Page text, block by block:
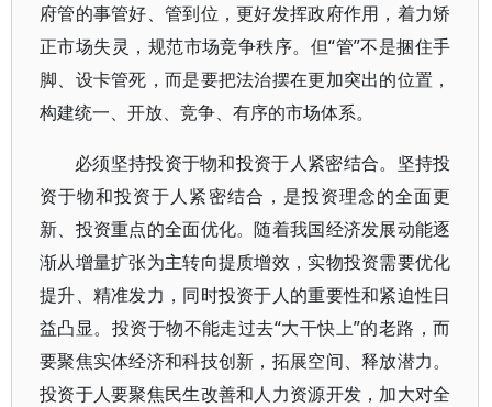
府管的事管好、管到位，更好发挥政府作用，着力矫
正市场失灵，规范市场竞争秩序。但“管”不是捆住手
脚、设卡管死，而是要把法治摆在更加突出的位置，
构建统一、开放、竞争、有序的市场体系。
必须坚持投资于物和投资于人紧密结合。坚持投
资于物和投资于人紧密结合，是投资理念的全面更
新、投资重点的全面优化。随着我国经济发展动能逐
渐从增量扩张为主转向提质增效，实物投资需要优化
提升、精准发力，同时投资于人的重要性和紧迫性日
益凸显。投资于物不能走过去“大干快上”的老路，而
要聚焦实体经济和科技创新，拓展空间、释放潜力。
投资于人要聚焦民生改善和人力资源开发，加大对全